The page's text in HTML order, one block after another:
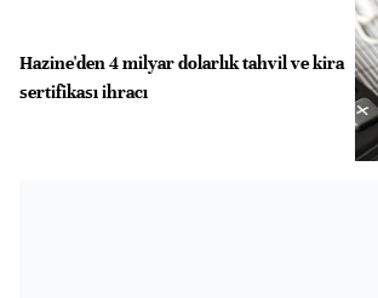
Hazine'den 4 milyar dolarlık tahvil ve kira
sertifikası ihracı